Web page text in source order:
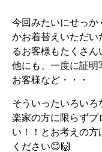
今回みたいにせっか
かお着替えいただい
るお客様もたくさん
他にも、一度に証明
お客様など・・・
そういったいろい
楽家の方に限らずプ
い！！とお考えの
ください😊🙌